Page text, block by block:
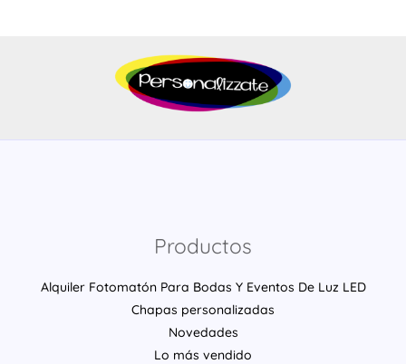
Productos
Alquiler Fotomatón Para Bodas Y Eventos De Luz LED
Chapas personalizadas
Novedades
Lo más vendido